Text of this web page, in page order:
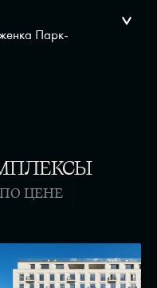
Парк-
ПО ЦЕНЕ